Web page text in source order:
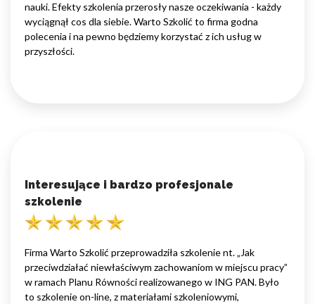
nauki. Efekty szkolenia przerosły nasze oczekiwania - każdy
wyciągnął cos dla siebie. Warto Szkolić to firma godna
polecenia i na pewno będziemy korzystać z ich usług w
przyszłości.
Interesujące i bardzo profesjonale
szkolenie
Firma Warto Szkolić przeprowadziła szkolenie nt. „Jak
przeciwdziałać niewłaściwym zachowaniom w miejscu pracy”
w ramach Planu Równości realizowanego w ING PAN. Było
to szkolenie on-line, z materiałami szkoleniowymi,